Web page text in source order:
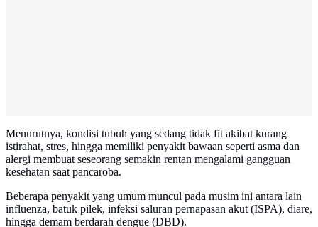
Menurutnya, kondisi tubuh yang sedang tidak fit akibat kurang
istirahat, stres, hingga memiliki penyakit bawaan seperti asma dan
alergi membuat seseorang semakin rentan mengalami gangguan
kesehatan saat pancaroba.
Beberapa penyakit yang umum muncul pada musim ini antara lain
influenza, batuk pilek, infeksi saluran pernapasan akut (ISPA), diare,
hingga demam berdarah dengue (DBD).